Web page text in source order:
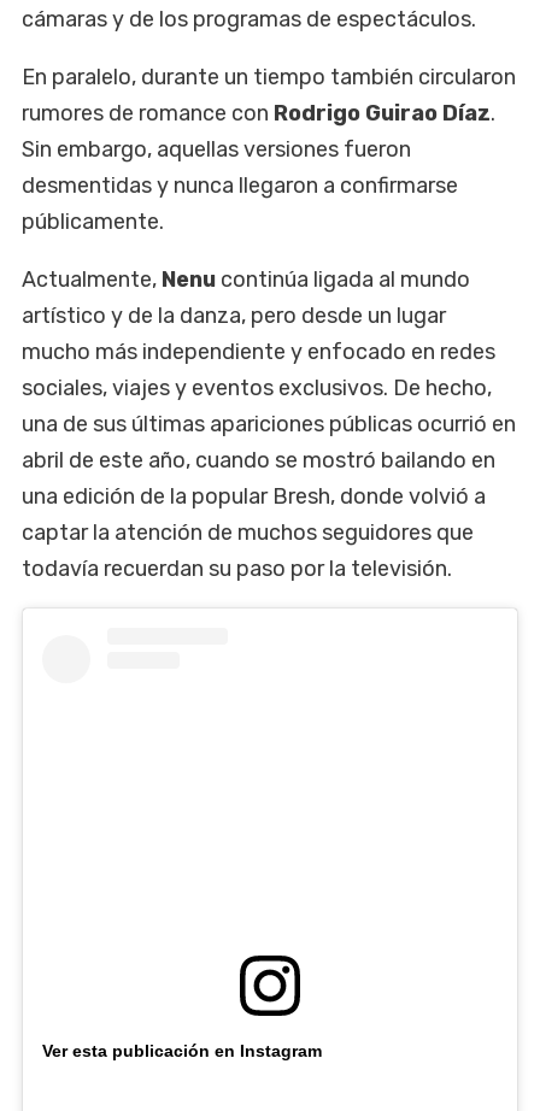
cámaras y de los programas de espectáculos.
En paralelo, durante un tiempo también circularon
rumores de romance con Rodrigo Guirao Díaz.
Sin embargo, aquellas versiones fueron
desmentidas y nunca llegaron a confirmarse
públicamente.
Actualmente, Nenu continúa ligada al mundo
artístico y de la danza, pero desde un lugar
mucho más independiente y enfocado en redes
sociales, viajes y eventos exclusivos. De hecho,
una de sus últimas apariciones públicas ocurrió en
abril de este año, cuando se mostró bailando en
una edición de la popular Bresh, donde volvió a
captar la atención de muchos seguidores que
todavía recuerdan su paso por la televisión.
Ver esta publicación en Instagram